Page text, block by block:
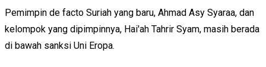
Pemimpin de facto Suriah yang baru, Ahmad Asy Syaraa, dan
kelompok yang dipimpinnya, Hai'ah Tahrir Syam, masih berada
di bawah sanksi Uni Eropa.